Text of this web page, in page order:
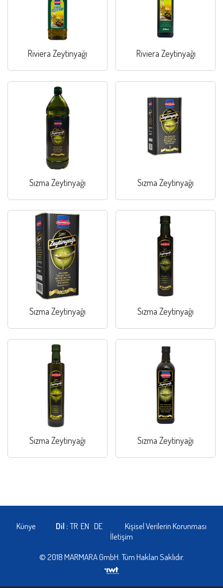
Riviera Zeytinyağı Riviera Zeytinyağı
Sızma Zeytinyağı Sızma Zeytinyağı
Sızma Zeytinyağı Sızma Zeytinyağı
Sızma Zeytinyağı Sızma Zeytinyağı
Künye Dil :TR EN DE
Kişisel Verilerin Korunması
İletişim
© 2018 MARMARA GmbH. Tüm Hakları Saklıdır.